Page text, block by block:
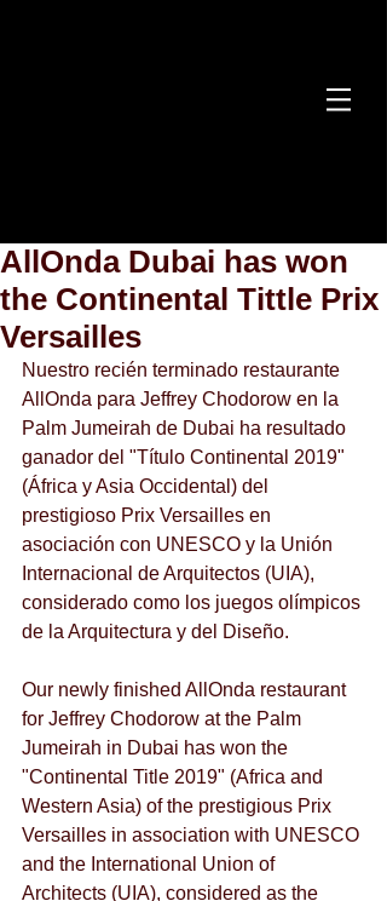
AllOnda Dubai has won
the Continental Tittle Prix
Versailles
Nuestro recién terminado restaurante
AllOnda para Jeffrey Chodorow en la
Palm Jumeirah de Dubai ha resultado
ganador del "Título Continental 2019"
(África y Asia Occidental) del
prestigioso Prix Versailles en
asociación con UNESCO y la Unión
Internacional de Arquitectos (UIA),
considerado como los juegos olímpicos
de la Arquitectura y del Diseño.
Our newly finished AllOnda restaurant
for Jeffrey Chodorow at the Palm
Jumeirah in Dubai has won the
"Continental Title 2019" (Africa and
Western Asia) of the prestigious Prix
Versailles in association with UNESCO
and the International Union of
Architects (UIA), considered as the